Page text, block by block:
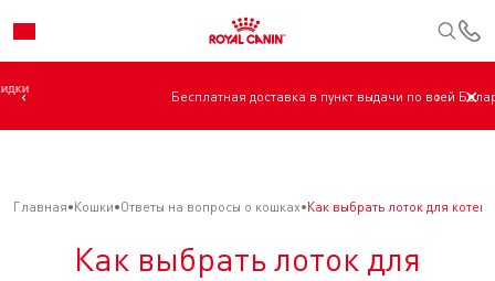
‹ Бесплатная доставка в пункт выдачи по всей Беларуси. › ✕
Главная Кошки Ответы на вопросы о кошках Как выбрать лоток для
Как выбрать лоток для